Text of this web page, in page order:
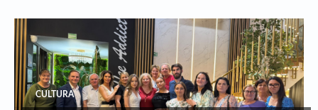
CULTURA